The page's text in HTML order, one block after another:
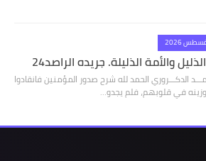
والأمة الذليلة. جريده الراصد24
الدكـــروري الحمد لله شرح صدور المؤمنين فانقادوا
وزينه في قلوبهم، فلم يجدو…